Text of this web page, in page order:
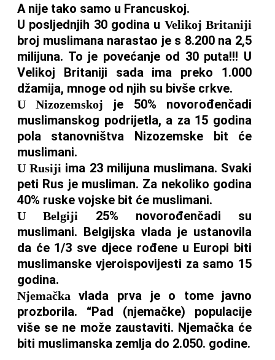
A nije tako samo u Francuskoj.
U posljednjih 30 godina u Velikoj Britaniji
broj muslimana narastao je s 8.200 na 2,5
milijuna. To je povećanje od 30 puta!!! U
Velikoj Britaniji sada ima preko 1.000
džamija, mnoge od njih su bivše crkve.
U Nizozemskoj
je 50% novorođenčadi
muslimanskog podrijetla, a za 15 godina
pola stanovništva Nizozemske bit će
muslimani.
U Rusiji ima 23 milijuna muslimana. Svaki
peti Rus je musliman. Za nekoliko godina
40% ruske vojske bit će muslimani.
U Belgiji
25% novorođenčadi su
muslimani. Belgijska vlada je ustanovila
da će 1/3 sve djece rođene u Europi biti
muslimanske vjeroispovijesti za samo 15
godina.
Njemačka vlada prva je o tome javno
prozborila. “Pad (njemačke) populacije
više se ne može zaustaviti. Njemačka će
biti muslimanska zemlja do 2.050. godine.